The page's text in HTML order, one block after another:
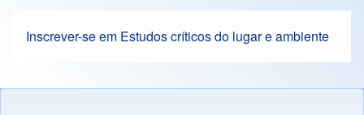
Inscrever-se em Estudos críticos do lugar e ambiente